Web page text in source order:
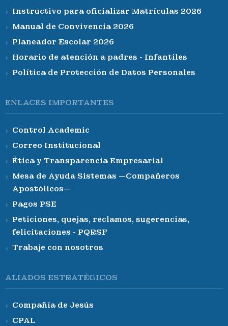
Instructivo para oficializar Matrículas 2026
Manual de Convivencia 2026
Planeador Escolar 2026
Horario de atención a padres - Infantiles
Política de Protección de Datos Personales
ENLACES IMPORTANTES
Control Academic
Correo Institucional
Ética y Transparencia Empresarial
Mesa de Ayuda Sistemas —Compañeros
Apostólicos—
Pagos PSE
Peticiones, quejas, reclamos, sugerencias,
felicitaciones - PQRSF
Trabaje con nosotros
ALIADOS ESTRATÉGICOS
Compañía de Jesús
CPAL